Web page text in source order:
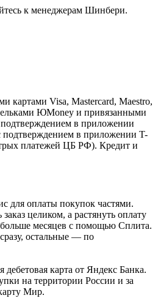
к менеджерам Шинбери.
картами Visa, Mastercard, Maestro,
ЮMoney и привязанными
в приложении
в приложении T-
платежей ЦБ РФ). Кредит и
для оплаты покупок частями.
целиком, а растянуть оплату
месяцев с помощью Сплита.
остальные — по
карта от Яндекс Банка.
на территории России и за
Мир.